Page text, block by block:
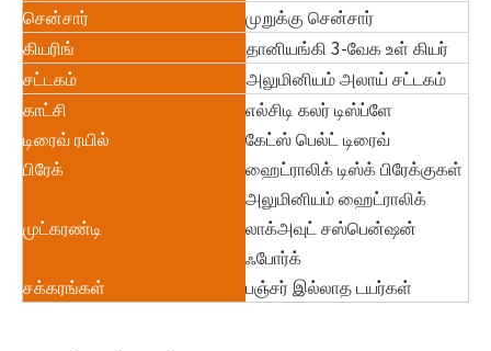
சென்சார்
முறுக்கு சென்சார்
கியரிங்
தானியங்கி 3-வேக உள் கியர்
சட்டகம்
அலுமினியம் அலாய் சட்டகம்
காட்சி
எல்சிடி கலர் டிஸ்ப்ளே
டிரைவ் ரயில்
கேட்ஸ் பெல்ட் டிரைவ்
பிரேக்
ஹைட்ராலிக் டிஸ்க் பிரேக்குகள்
முட்கரண்டி
அலுமினியம் ஹைட்ராலிக்
லாக்அவுட் சஸ்பென்ஷன்
ஃபோர்க்
சக்கரங்கள்
பஞ்சர் இல்லாத டயர்கள்